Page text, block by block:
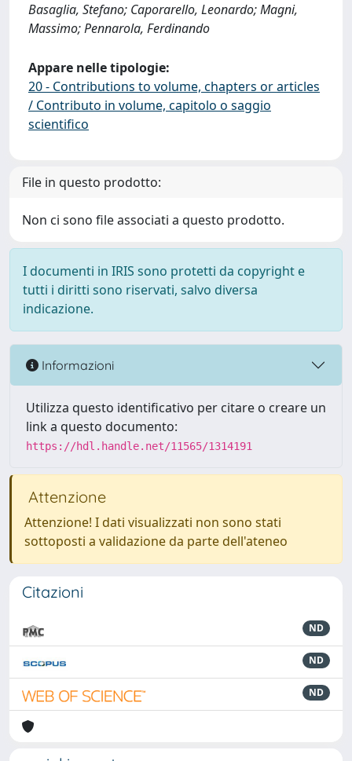
Basaglia, Stefano; Caporarello, Leonardo; Magni,
Massimo; Pennarola, Ferdinando
Appare nelle tipologie:
20 - Contributions to volume, chapters or articles
/ Contributo in volume, capitolo o saggio
scientifico
File in questo prodotto:
Non ci sono file associati a questo prodotto.
I documenti in IRIS sono protetti da copyright e
tutti i diritti sono riservati, salvo diversa
indicazione.
Informazioni
Utilizza questo identificativo per citare o creare un
link a questo documento:
https://hdl.handle.net/11565/1314191
Attenzione
Attenzione! I dati visualizzati non sono stati
sottoposti a validazione da parte dell'ateneo
Citazioni
ND
ND
ND